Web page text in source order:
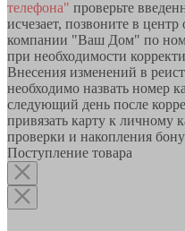
телефона" проверьте
исчезает, позвоните в
компании "Ваш Дом" по
при необходимости
Внесения изменений в
необходимо назвать номер
следующий день после
привязать карту к личному
проверки и накопления
Поступление товара